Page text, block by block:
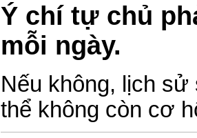
Ý chí tự chủ
mỗi ngày.
Nếu không, lịch sử
thể không còn cơ